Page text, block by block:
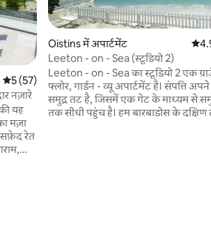
औसत रेटिंग 5 में से 5, 57 समीक्षाएँ
5 (57)
नज़ारे
यह
मज़ा
सफ़ेद रेत
Oistins में अपार्टमेंट औसत
Leeton - on - Sea (स्टूडियो 2)
Leeton - on - Sea का स्टूडियो 2 एक
फ्लोर, गार्डन - व्यू अपार्टमेंट है। संपत्ति
समुद्र तट है, जिसमें एक गेट के माध्यम से
तक सीधी पहुंच है। हम बारबाडोस के दक्षिण